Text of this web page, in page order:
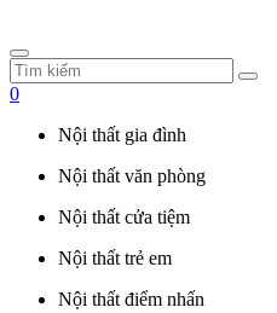
0
Nội thất gia đình
Nội thất văn phòng
Nội thất cửa tiệm
Nội thất trẻ em
Nội thất điểm nhấn